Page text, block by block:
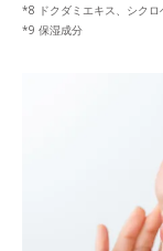
ドクダミエキス、シク
保湿成分